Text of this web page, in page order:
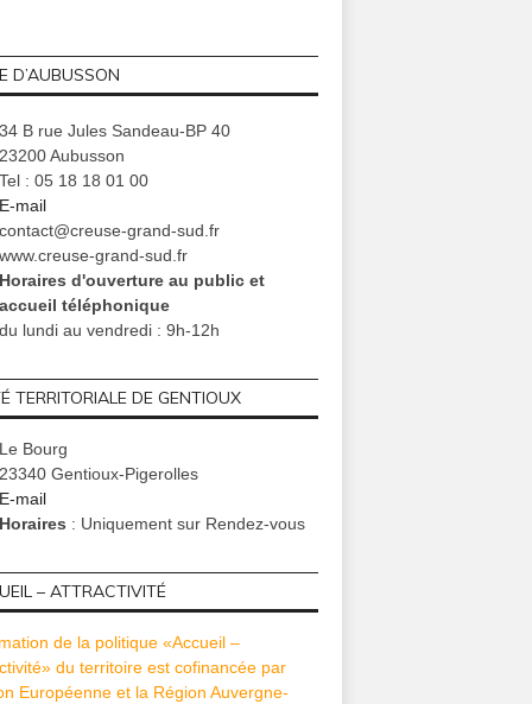
D’AUBUSSON
34 B rue Jules Sandeau-BP 40
23200 Aubusson
Tel : 05 18 18 01 00
E-mail
contact@creuse-grand-sud.fr
www.creuse-grand-sud.fr
Horaires d'ouverture au public et
accueil téléphonique
du lundi au vendredi : 9h-12h
TERRITORIALE DE GENTIOUX
Le Bourg
23340 Gentioux-Pigerolles
E-mail
Horaires : Uniquement sur Rendez-vous
– ATTRACTIVITÉ
de la politique «Accueil –
du territoire est cofinancée par
Européenne et la Région Auvergne-